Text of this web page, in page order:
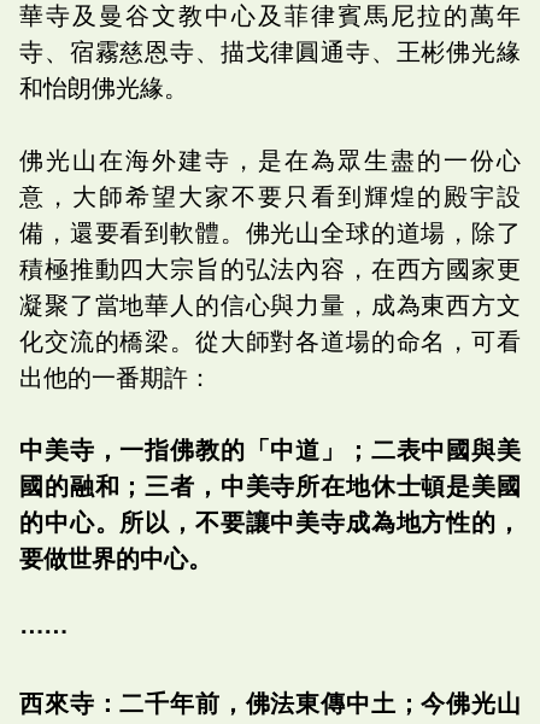
華寺及曼谷文教中心及菲律賓馬尼拉的萬年
寺、宿霧慈恩寺、描戈律圓通寺、王彬佛光緣
和怡朗佛光緣。
佛光山在海外建寺，是在為眾生盡的一份心
意，大師希望大家不要只看到輝煌的殿宇設
備，還要看到軟體。佛光山全球的道場，除了
積極推動四大宗旨的弘法內容，在西方國家更
凝聚了當地華人的信心與力量，成為東西方文
化交流的橋梁。從大師對各道場的命名，可看
出他的一番期許：
中美寺，一指佛教的「中道」；二表中國與美
國的融和；三者，中美寺所在地休士頓是美國
的中心。所以，不要讓中美寺成為地方性的，
要做世界的中心。
⋯⋯
西來寺：二千年前，佛法東傳中土；今佛光山